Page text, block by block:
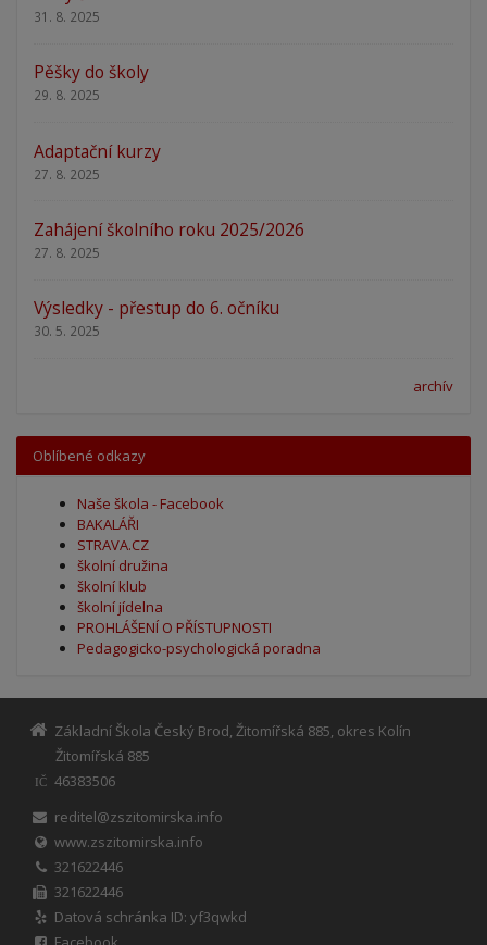
31. 8. 2025
Pěšky do školy
29. 8. 2025
Adaptační kurzy
27. 8. 2025
Zahájení školního roku 2025/2026
27. 8. 2025
Výsledky - přestup do 6. očníku
30. 5. 2025
archív
Oblíbené odkazy
Naše škola - Facebook
BAKALÁŘI
STRAVA.CZ
školní družina
školní klub
školní jídelna
PROHLÁŠENÍ O PŘÍSTUPNOSTI
Pedagogicko-psychologická poradna
Základní Škola Český Brod, Žitomířská 885, okres Kolín
Žitomířská 885
IČ
46383506
reditel@zszitomirska.info
www.zszitomirska.info
321622446
321622446
Datová schránka ID: yf3qwkd